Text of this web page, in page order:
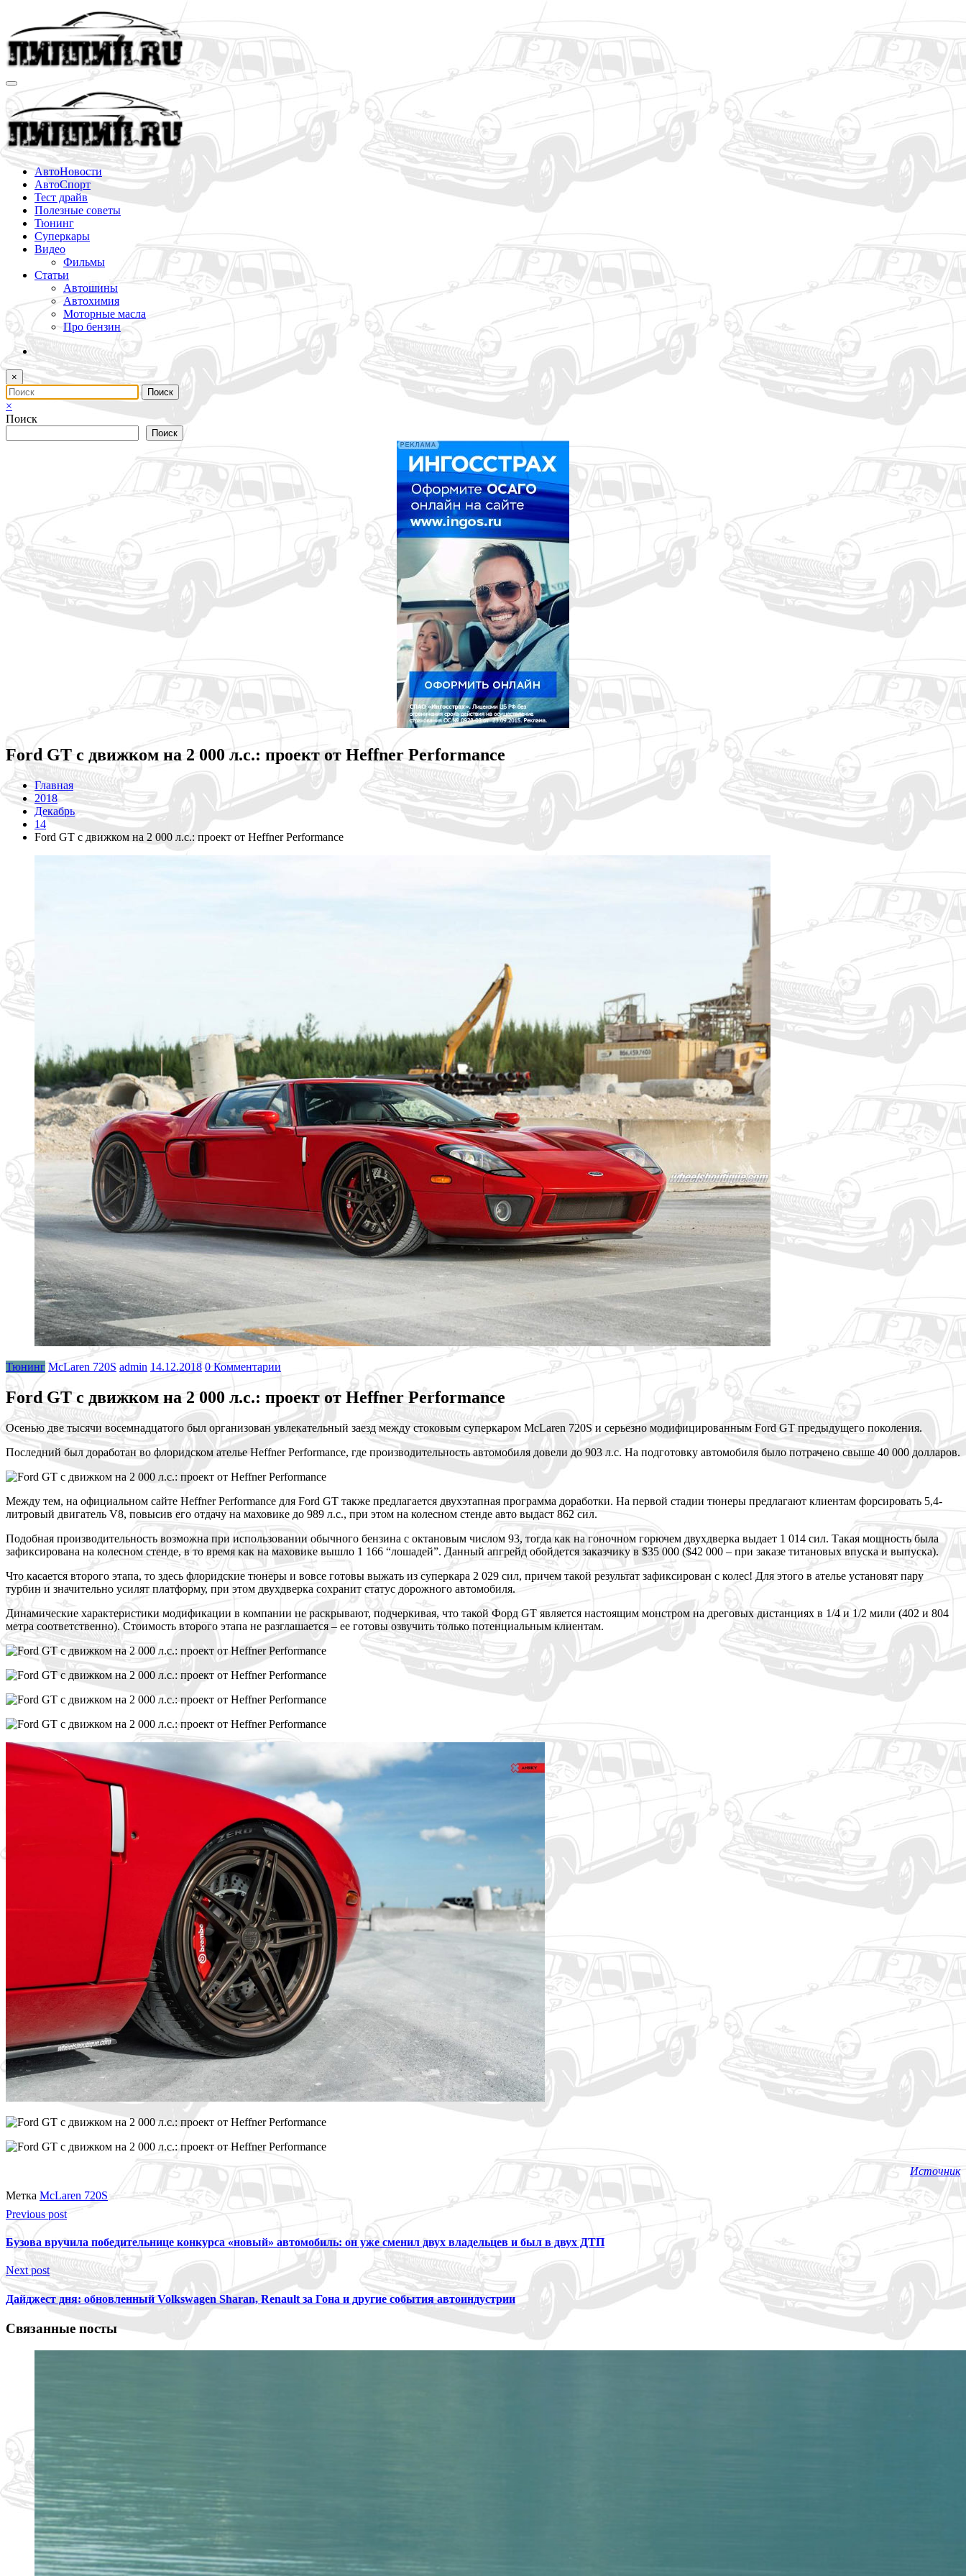
содержимому
АвтоНовости
АвтоСпорт
Тест драйв
Полезные советы
Тюнинг
Суперкары
Видео
Фильмы
Статьи
Автошины
Автохимия
Моторные масла
Про бензин
×
×
Поиск
Поиск
Ford GT с движком на 2 000 л.с.: проект от Heffner Performance
Главная
2018
Декабрь
14
Ford GT с движком на 2 000 л.с.: проект от Heffner Performance
Тюнинг McLaren 720S admin 14.12.2018 0 Комментарии
Ford GT с движком на 2 000 л.с.: проект от Heffner Performance
Осенью две тысячи восемнадцатого был организован увлекательный заезд между стоковым суперкаром McLaren 720S и серьезно модифицированным Ford GT предыдущего поколения.
Последний был доработан во флоридском ателье Heffner Performance, где производительность автомобиля довели до 903 л.с. На подготовку автомобиля было потрачено свыше 40 000 долларов.
Между тем, на официальном сайте Heffner Performance для Ford GT также предлагается двухэтапная программа доработки. На первой стадии тюнеры предлагают клиентам форсировать 5,4-
литровый двигатель V8, повысив его отдачу на маховике до 989 л.с., при этом на колесном стенде авто выдаст 862 сил.
Подобная производительность возможна при использовании обычного бензина с октановым числом 93, тогда как на гоночном горючем двухдверка выдает 1 014 сил. Такая мощность была
зафиксирована на колесном стенде, в то время как на маховике вышло 1 166 “лошадей”. Данный апгрейд обойдется заказчику в $35 000 ($42 000 – при заказе титановых впуска и выпуска).
Что касается второго этапа, то здесь флоридские тюнеры и вовсе готовы выжать из суперкара 2 029 сил, причем такой результат зафиксирован с колес! Для этого в ателье установят пару
турбин и значительно усилят платформу, при этом двухдверка сохранит статус дорожного автомобиля.
Динамические характеристики модификации в компании не раскрывают, подчеркивая, что такой Форд GT является настоящим монстром на дреговых дистанциях в 1/4 и 1/2 мили (402 и 804
метра соответственно). Стоимость второго этапа не разглашается – ее готовы озвучить только потенциальным клиентам.
Источник
Метка McLaren 720S
Previous post
Бузова вручила победительнице конкурса «новый» автомобиль: он уже сменил двух владельцев и был в двух ДТП
Next post
Дайджест дня: обновленный Volkswagen Sharan, Renault за Гона и другие события автоиндустрии
Связанные посты